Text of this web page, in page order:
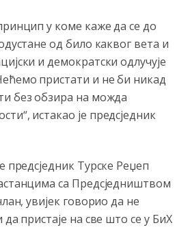
у коме каже да се до
од било каквог вета и
и демократски одлучује
пристати и не би никад
без обзира на можда
истакао је предсједник
предсједник Турске Реџеп
са Предсједништвом
увијек говорио да не
да пристаје на све што се у БиХ
1:29
jemrznja.Nemadara kao sto je
kao st je mir i Boziji blagosov!
SE SEBE...Arcibald Rajs